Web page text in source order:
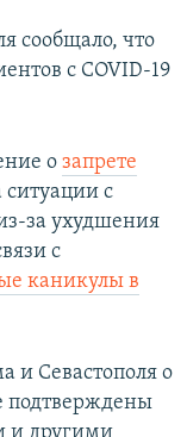
сообщало, что
с COVID-19
о запрете
ситуации с
за ухудшения
с
каникулы в
и Севастополя о
подтверждены